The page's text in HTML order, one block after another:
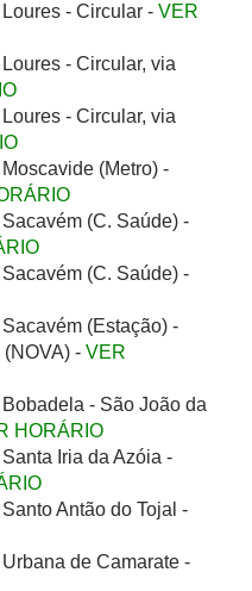
- Circular - VER
- Circular, via
- Circular, via
(Metro) -
(C. Saúde) -
(C. Saúde) -
(Estação) -
- VER
- São João da
HORÁRIO
Iria da Azóia -
Antão do Tojal -
de Camarate -